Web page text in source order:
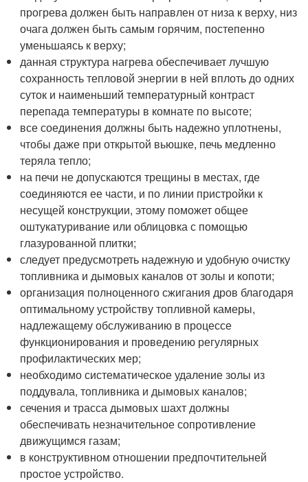
прогрева должен быть направлен от низа к верху, низ
очага должен быть самым горячим, постепенно
уменьшаясь к верху;
данная структура нагрева обеспечивает лучшую
сохранность тепловой энергии в ней вплоть до одних
суток и наименьший температурный контраст
перепада температуры в комнате по высоте;
все соединения должны быть надежно уплотнены,
чтобы даже при открытой вьюшке, печь медленно
теряла тепло;
на печи не допускаются трещины в местах, где
соединяются ее части, и по линии пристройки к
несущей конструкции, этому поможет общее
оштукатуривание или облицовка с помощью
глазурованной плитки;
следует предусмотреть надежную и удобную очистку
топливника и дымовых каналов от золы и копоти;
организация полноценного сжигания дров благодаря
оптимальному устройству топливной камеры,
надлежащему обслуживанию в процессе
функционирования и проведению регулярных
профилактических мер;
необходимо систематическое удаление золы из
поддувала, топливника и дымовых каналов;
сечения и трасса дымовых шахт должны
обеспечивать незначительное сопротивление
движущимся газам;
в конструктивном отношении предпочтительней
простое устройство.